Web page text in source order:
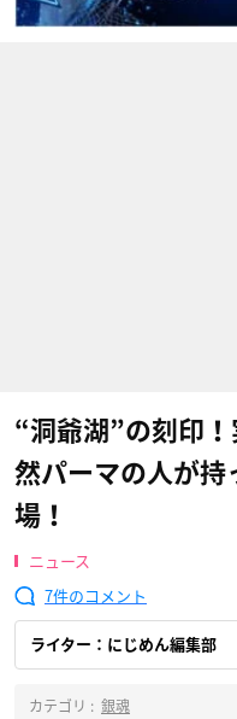
“洞爺湖”の刻印
然パーマの人が持
場！
ニュース
7
ライター：にじめん編集部
カテゴリ : 銀魂